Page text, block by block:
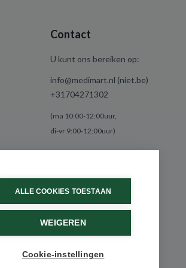
Contact
U kunt ons bereiken op:
info@medimart.nl (niet.be)
+31704271302
(ma 10:00-12:00uur,
di-vr 9:00-12:00uur)
ALLE COOKIES TOESTAAN
WEIGEREN
Cookie-instellingen